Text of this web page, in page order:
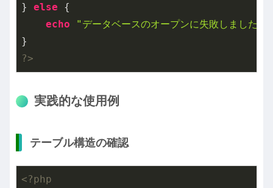
} else {
echo
"データベースのオープンに失敗しました"
?>
実践的な使用例
テーブル構造の確認
<?php